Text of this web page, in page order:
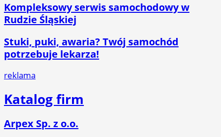
Kompleksowy serwis samochodowy w
Rudzie Śląskiej
Stuki, puki, awaria? Twój samochód
potrzebuje lekarza!
reklama
Katalog firm
Arpex Sp. z o.o.